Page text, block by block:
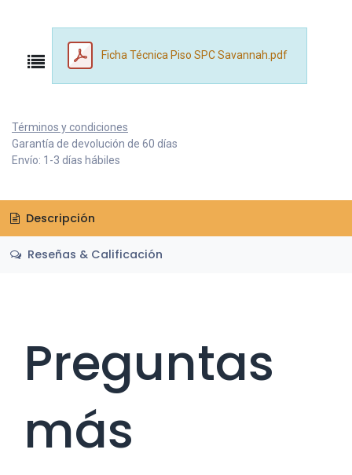
Ficha Técnica Piso SPC Savannah.pdf
Términos y condiciones
Garantía de devolución de 60 días
Envío: 1-3 días hábiles
Descripción
Reseñas & Calificación
Preguntas
más